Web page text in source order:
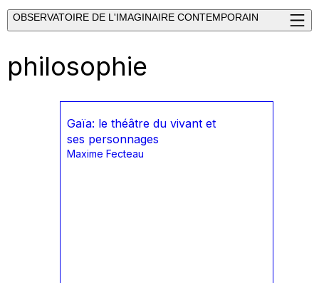
OBSERVATOIRE DE L'IMAGINAIRE CONTEMPORAIN
philosophie
Gaïa: le théâtre du vivant et
ses personnages
Maxime Fecteau